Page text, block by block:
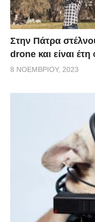
Στην Πάτρα
drone και είναι
8 ΝΟΕΜΒΡΊΟΥ, 2023